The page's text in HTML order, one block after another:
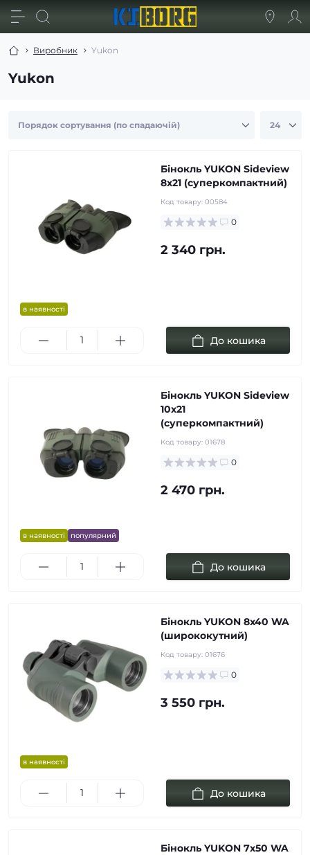
Виробник Yukon
Yukon
в наявності
Бінокль YUKON Sideview
8х21 (суперкомпактний)
Код товару: 00584
0
2 340 грн.
До кошика
в наявності популярний
Бінокль YUKON Sideview
10х21
(суперкомпактний)
Код товару: 01678
0
2 470 грн.
До кошика
в наявності
Бінокль YUKON 8x40 WA
(ширококутний)
Код товару: 01676
0
3 550 грн.
До кошика
Бінокль YUKON 7x50 WA